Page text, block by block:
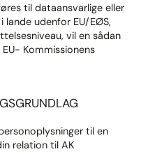
til dataansvarlige eller
lande udenfor EU/EØS,
vil en sådan
Kommissionens
til en
relation til AK